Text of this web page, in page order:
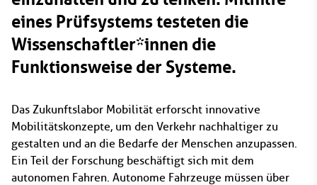
eines Prüfsystems testeten die
Wissenschaftler*innen die
Funktionsweise der Systeme.
Das Zukunftslabor Mobilität erforscht innovative
Mobilitätskonzepte, um den Verkehr nachhaltiger zu
gestalten und an die Bedarfe der Menschen anzupassen.
Ein Teil der Forschung beschäftigt sich mit dem
autonomen Fahren. Autonome Fahrzeuge müssen über